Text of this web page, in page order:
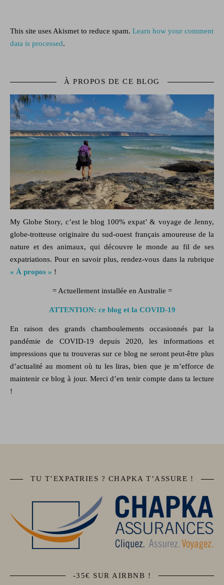
This site uses Akismet to reduce spam. Learn how your comment
data is processed.
À PROPOS DE CE BLOG
My Globe Story, c’est le blog 100% expat’ & voyage de Jenny,
globe-trotteuse originaire du sud-ouest français amoureuse de la
nature et desanimaux, qui découvre le monde au fil de ses
expatriations. Pour en savoir plus, rendez-vous dans la rubrique
« À propos » !
= Actuellement installée en Australie =
ATTENTION: ce blog et la COVID-19
En raison des grands chamboulements occasionnés par la
pandémie de COVID-19 depuis 2020, les informations et
impressions que tu trouveras sur ce blog ne seront peut-être plus
d’actualité au moment où tu les liras, bien que je m’efforce de
maintenir ce blog à jour. Merci d’en tenir compte dans ta lecture
!
TU T’EXPATRIES ? CHAPKA T’ASSURE !
-35€ SUR AIRBNB !